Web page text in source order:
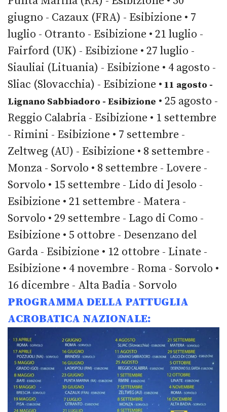
giugno - Cazaux (FRA) - Esibizione • 7
luglio - Otranto - Esibizione • 21 luglio -
Fairford (UK) - Esibizione • 27 luglio -
Siauliai (Lituania) - Esibizione • 4 agosto -
Sliac (Slovacchia) - Esibizione • 11 agosto -
Lignano Sabbiadoro - Esibizione • 25 agosto -
Reggio Calabria - Esibizione • 1 settembre
- Rimini - Esibizione • 7 settembre -
Zeltweg (AU) - Esibizione • 8 settembre -
Monza - Sorvolo • 8 settembre - Lovere -
Sorvolo • 15 settembre - Lido di Jesolo -
Esibizione • 21 settembre - Matera -
Sorvolo • 29 settembre - Lago di Como -
Esibizione • 5 ottobre - Desenzano del
Garda - Esibizione • 12 ottobre - Linate -
Esibizione • 4 novembre - Roma - Sorvolo •
16 dicembre - Alta Badia - Sorvolo
PROGRAMMA DELLA PATTUGLIA
ACROBATICA NAZIONALE: